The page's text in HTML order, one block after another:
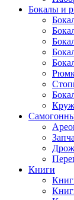
Бокалы и
Книги